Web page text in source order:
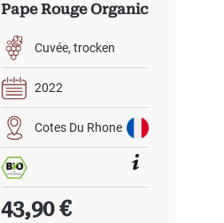
Pape Rouge Organic
Cuvée trocken
2022
Cotes Du Rhone
Regulärer Preis:
43,90 €